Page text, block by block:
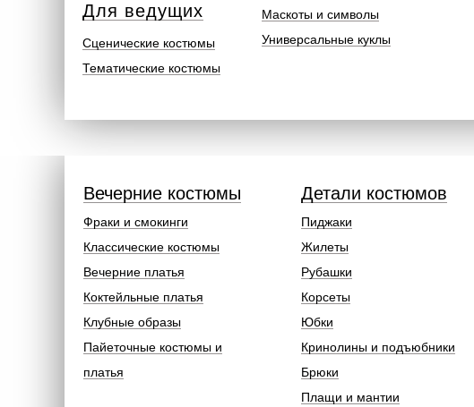
Маскоты и символы
Универсальные куклы
Сценические костюмы
Тематические костюмы
Для ведущих
Фраки и смокинги
Классические костюмы
Вечерние платья
Коктейльные платья
Клубные образы
Пайеточные костюмы и
платья
Пиджаки
Жилеты
Рубашки
Корсеты
Юбки
Кринолины и подъюбники
Брюки
Плащи и мантии
Вечерние костюмы Детали костюмов